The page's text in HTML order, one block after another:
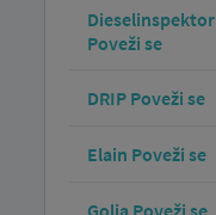
Dieselinspektor
Poveži se
DRIP Poveži se
Elain Poveži se